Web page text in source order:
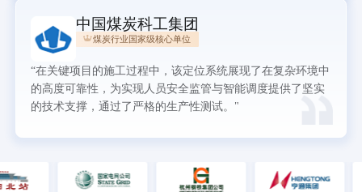
中国煤炭科工集团
煤炭行业国家级核心单位
“在关键项目的施工过程中，该定位系统展现了在复杂环境中
的高度可靠性，为实现人员安全监管与智能调度提供了坚实
的技术支撑，通过了严格的生产性测试。"